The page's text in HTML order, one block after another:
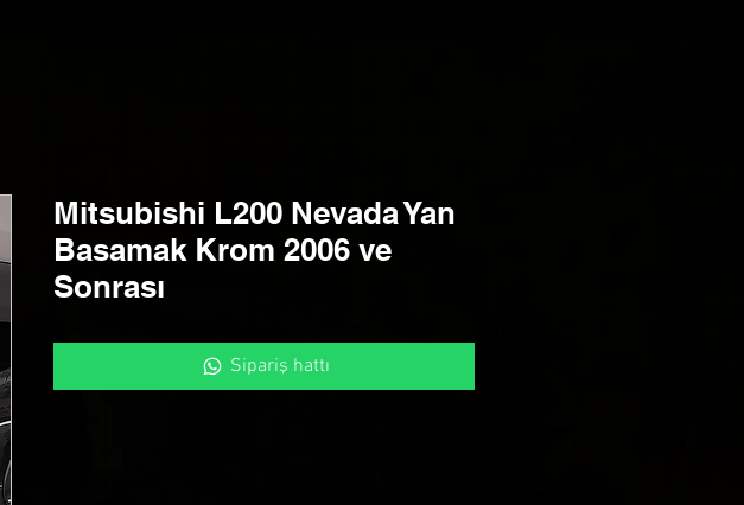
Mitsubishi L200 Nevada Yan
Basamak Krom 2006 ve
Sonrası
Sipariş hattı